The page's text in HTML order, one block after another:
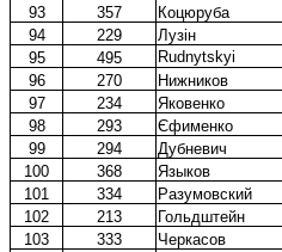
93
357 Коцюруба
94
229 Лузін
95
495 Rudnytskyi
96
270 Нижников
97
234 Яковенко
98
293 Єфименко
99
294 Дубневич
100
368 Языков
101
334 Разумовский
102
213 Гольдштейн
103
333 Черкасов